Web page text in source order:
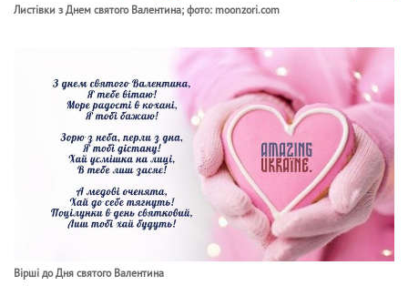
Листівки з Днем святого Валентина; фото: moonzori.com
Вірші до Дня святого Валентина